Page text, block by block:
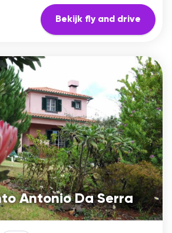
Bekijk fly and drive
Antonio Da Serra